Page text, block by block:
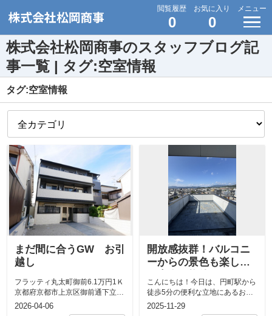
閲覧履歴
0
お気に入り
0
メニュー
株式会社松岡商事のスタッフブログ記
事一覧 | タグ:空室情報
タグ:空室情報
まだ間に合うGW お引
越し
フラッティ丸太町御前6.1万円1Ｋ
京都府京都市上京区御前通下立売
下る下之町山陰本線「円町」駅
2026-04-06
開放感抜群！バルコニ
ーからの景色も楽しめ
こんにちは！今日は、円町駅から
徒歩5分の便利な立地にあるお部
屋をご紹介します。快適設備充実
2025-11-29